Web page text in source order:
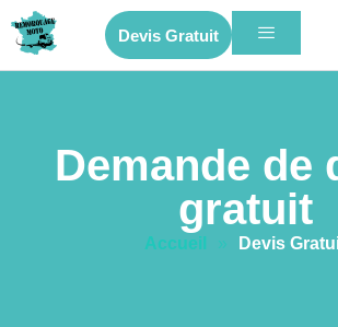
Devis Gratuit
Demande de
gratuit
Accueil » Devis